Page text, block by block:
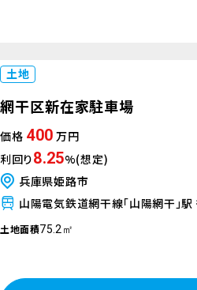
土地
網干区新在家駐車場
価格 400 万円
利回り8.25%(想定)
兵庫県姫路市
山陽電気鉄道網干線「山陽網干」駅
土地面積75.2㎡